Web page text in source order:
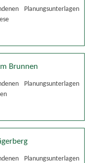
Planungsunterlagen
Brunnen
Planungsunterlagen
Planungsunterlagen